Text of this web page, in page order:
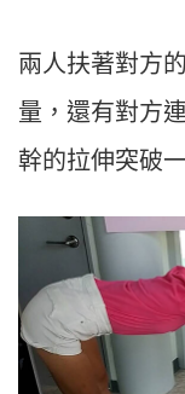
兩人扶著對方
量，還有對方
幹的拉伸突破